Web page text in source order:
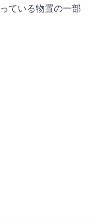
ている物置の一部